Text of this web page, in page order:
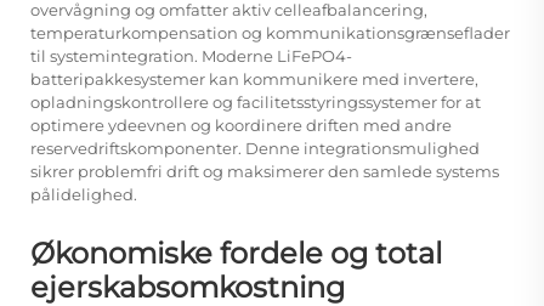
overvågning og omfatter aktiv celleafbalancering,
temperaturkompensation og kommunikationsgrænseflader
til systemintegration. Moderne LiFePO4-
batteripakkesystemer kan kommunikere med invertere,
opladningskontrollere og facilitetsstyringssystemer for at
optimere ydeevnen og koordinere driften med andre
reservedriftskomponenter. Denne integrationsmulighed
sikrer problemfri drift og maksimerer den samlede systems
pålidelighed.
Økonomiske fordele og total
ejerskabsomkostning